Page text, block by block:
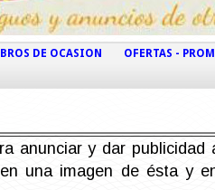
DE OCASION
OFERTAS -
anunciar y dar publicidad
una imagen de ésta y